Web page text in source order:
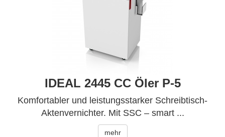
IDEAL 2445 CC Öler P-5
Komfortabler und leistungsstarker Schreibtisch-
Aktenvernichter. Mit SSC – smart ...
mehr